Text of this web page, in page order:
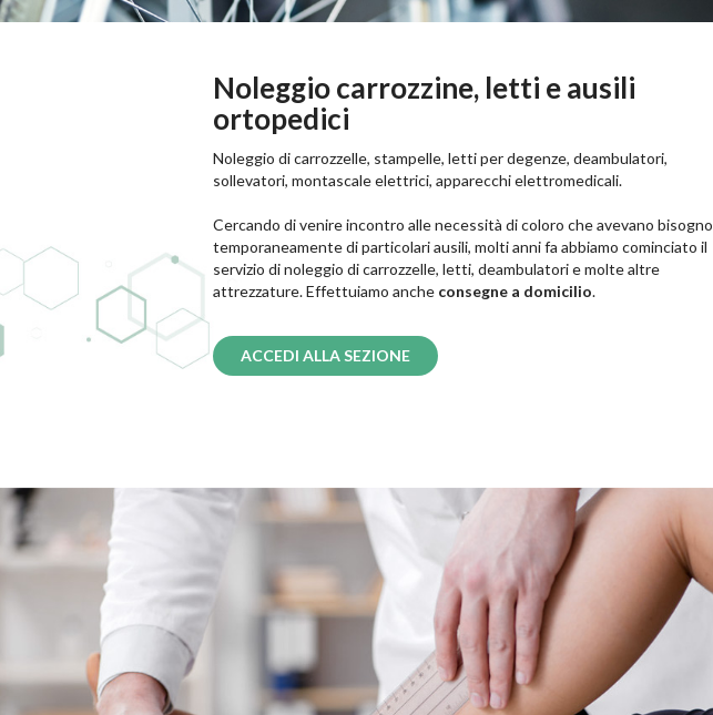
Noleggio carrozzine, letti e ausili
ortopedici
Noleggio di carrozzelle, stampelle, letti per degenze, deambulatori,
sollevatori, montascale elettrici, apparecchi elettromedicali.
Cercando di venire incontro alle necessità di coloro che avevano bisogno
temporaneamente di particolari ausili, molti anni fa abbiamo cominciato il
servizio di noleggio di carrozzelle, letti, deambulatori e molte altre
attrezzature. Effettuiamo anche consegne a domicilio.
ACCEDI ALLA SEZIONE